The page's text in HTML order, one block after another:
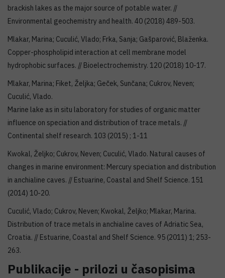
brackish lakes as the major source of potable water. //
Environmental geochemistry and health. 40 (2018) 489-503.
Mlakar, Marina; Cuculić, Vlado; Frka, Sanja; Gašparović, Blaženka.
Copper-phospholipid interaction at cell membrane model
hydrophobic surfaces. // Bioelectrochemistry. 120 (2018) 10-17.
Mlakar, Marina; Fiket, Željka; Geček, Sunčana; Cukrov, Neven;
Cuculić, Vlado.
Marine lake as in situ laboratory for studies of organic matter
influence on speciation and distribution of trace metals. //
Continental shelf research. 103 (2015) ; 1-11
Kwokal, Željko; Cukrov, Neven; Cuculić, Vlado. Natural causes of
changes in marine environment: Mercury speciation and distribution
in anchialine caves. // Estuarine, Coastal and Shelf Science. 151
(2014) 10-20.
Cuculić, Vlado; Cukrov, Neven; Kwokal, Željko; Mlakar, Marina.
Distribution of trace metals in anchialine caves of Adriatic Sea,
Croatia. // Estuarine, Coastal and Shelf Science. 95 (2011) 1; 253-
263.
Publikacije - prilozi u časopisima